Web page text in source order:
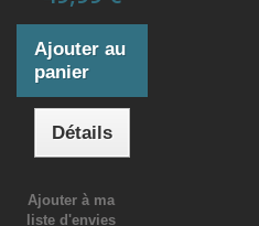
Ajouter au
panier
Détails
Ajouter à ma
liste d'envies